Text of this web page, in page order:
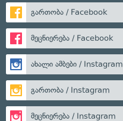
გართობა / Facebook
მეცნიერება / Facebook
ახალი ამბები / Instagram
გართობა / Instagram
მეცნიერება / Instagram